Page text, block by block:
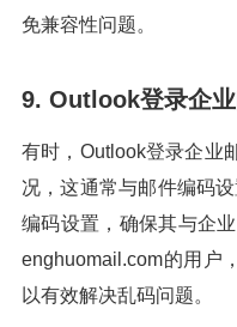
免兼容性问题。
9. Outlook登录企
有时，Outlook登录企业
况，这通常与邮件编码
编码设置，确保其与企
enghuomail.com的用户
以有效解决乱码问题。